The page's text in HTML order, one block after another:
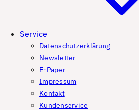
Service
Datenschutzerklärung
Newsletter
E-Paper
Impressum
Kontakt
Kundenservice